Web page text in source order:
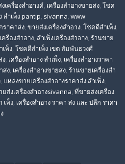
เครื่องสำอางค์, เครื่องสำอางขายส่ง, โชค
สําเพ็ง pantip, sivanna, www
ราคาส่ง, ขายส่งเครื่องสำอาง, โชคดีสำเพ็ง,
รื่องสำอาง, สําเพ็งเครื่องสําอาง, ร้านขาย
พ็ง, โชคดีสำเพ็ง เขต สัมพันธวงศ์
ง, เครื่องสําอาง สําเพ็ง, เครื่องสําอางราคา
ส่ง, เครื่องสําอางขายส่ง, ร้านขายเครื่องสํา
, แหล่งขายเครื่องสําอางราคาส่ง สําเพ็ง,
ยส่งเครื่องสําอางsivanna, ที่ขายส่งเครื่อง
เพ็ง, เครื่องสำอาง ราคา ส่ง และ ปลีก ราคา